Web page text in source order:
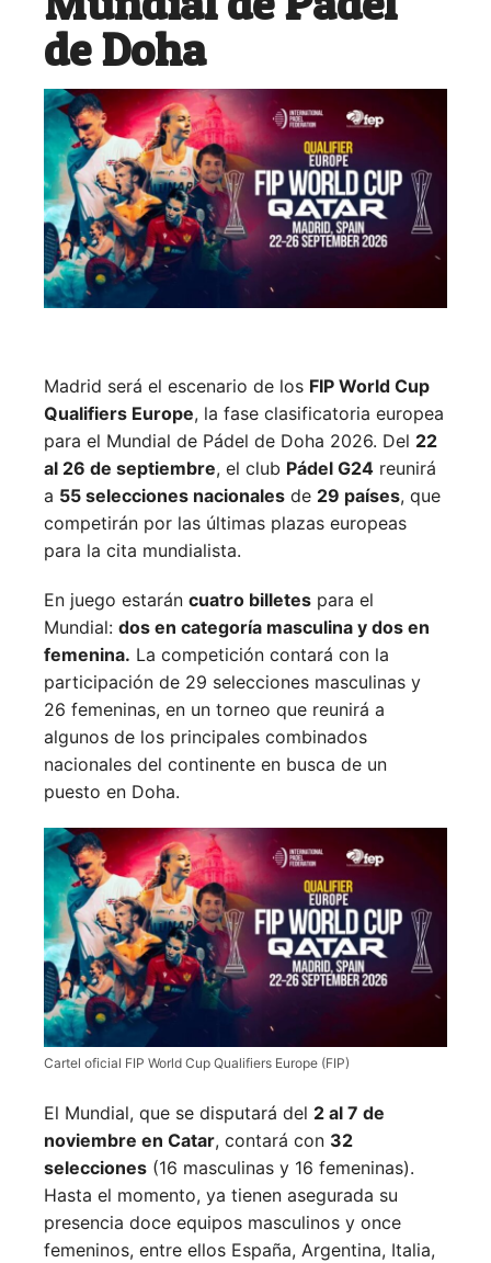
de Doha
Madrid será el escenario de los FIP World Cup
Qualifiers Europe, la fase clasificatoria europea
para el Mundial de Pádel de Doha 2026. Del 22
al 26 de septiembre, el club Pádel G24 reunirá
a 55 selecciones nacionales de 29 países, que
competirán por las últimas plazas europeas
para la cita mundialista.
En juego estarán cuatro billetes para el
Mundial: dos en categoría masculina y dos en
femenina. La competición contará con la
participación de 29 selecciones masculinas y
26 femeninas, en un torneo que reunirá a
algunos de los principales combinados
nacionales del continente en busca de un
puesto en Doha.
Cartel oficial FIP World Cup Qualifiers Europe (FIP)
El Mundial, que se disputará del 2 al 7 de
noviembre en Catar, contará con 32
selecciones (16 masculinas y 16 femeninas).
Hasta el momento, ya tienen asegurada su
presencia doce equipos masculinos y once
femeninos, entre ellos España, Argentina, Italia,